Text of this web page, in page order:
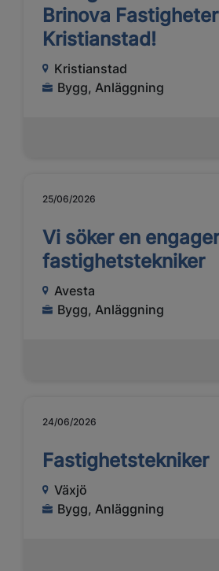
Brinova
Kristianstad!
Kristianstad
Bygg, Anläggning
25/06/2026
Vi söker en
fastighetstekniker
Avesta
Bygg, Anläggning
24/06/2026
Fastighetstekniker
Växjö
Bygg, Anläggning